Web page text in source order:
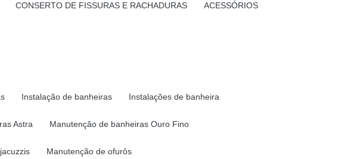
CONSERTO DE FISSURAS E RACHADURAS ACESSÓRIOS
Instalação de banheiras Instalações de banheira
Astra Manutenção de banheiras Ouro Fino
Manutenção de ofurôs